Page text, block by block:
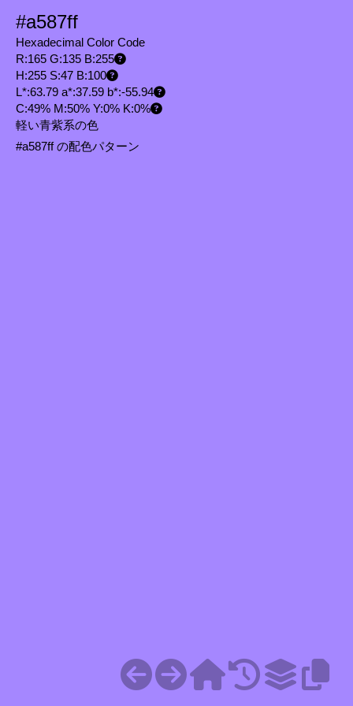
#a587ff
Hexadecimal Color Code
R:165 G:135 B:255
H:255 S:47 B:100
L*:63.79 a*:37.59 b*:-55.94
C:49% M:50% Y:0% K:0%
軽い青紫系の色
#a587ff の配色パターン